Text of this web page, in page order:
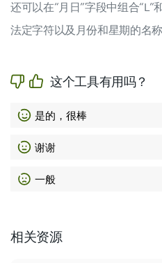
还可以在“月日”字段中组合“L”
法定字符以及月份和星期的名
这个工具有用吗？
是的，很棒
谢谢
一般
相关资源